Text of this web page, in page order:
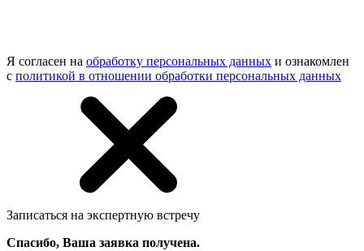
Я согласен на обработку персональных данных и ознакомлен
с политикой в отношении обработки персональных данных
Записаться на экспертную встречу
Спасибо, Ваша заявка получена.